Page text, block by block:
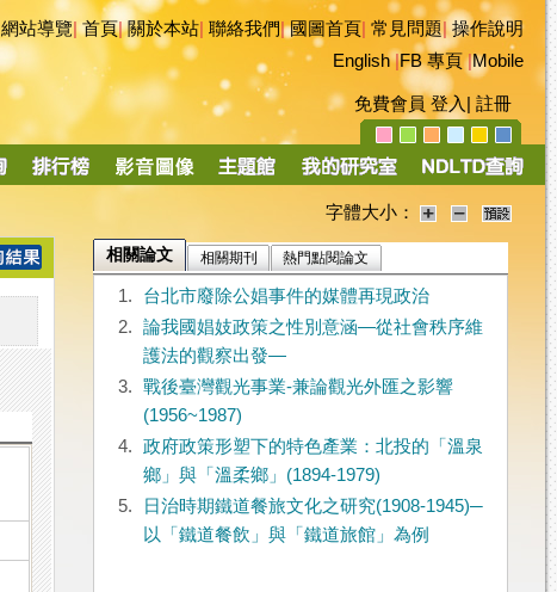
網站導覽|首頁|關於本站 聯絡我們|國圖首頁 常見問題|操作說明
English|FB 專頁|Mobile
免費會員 登入 註冊
字體大小：
相關論文 相關期刊 熱門點閱論文
1.
台北市廢除公娼事件的媒體再現政治
2.
論我國娼妓政策之性別意涵—從社會秩序維
護法的觀察出發—
3.
戰後臺灣觀光事業-兼論觀光外匯之影響
(1956~1987)
4.
政府政策形塑下的特色產業：北投的「溫泉
鄉」與「溫柔鄉」(1894-1979)
5.
日治時期鐵道餐旅文化之研究(1908-1945)─
以「鐵道餐飲」與「鐵道旅館」為例